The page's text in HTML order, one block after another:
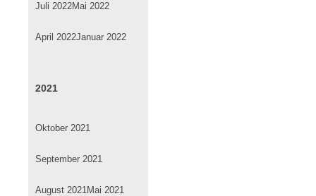
Juli 2022Mai 2022
April 2022Januar 2022
2021
Oktober 2021
September 2021
August 2021 Mai 2021